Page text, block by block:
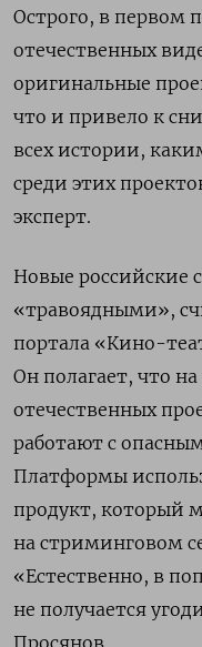
Острого, в первом
отечественных
оригинальные
что и привело к
всех истории,
среди этих
эксперт.
Новые российские
«травоядными»,
портала «Кино-
Он полагает, что
отечественных
работают с
Платформы
продукт, который
на стриминговом
«Естественно, в
не получается
Просянов.